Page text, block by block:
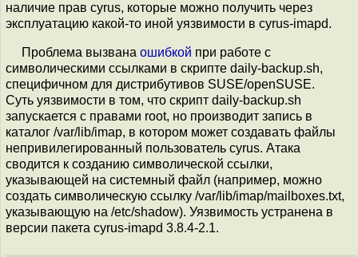
наличие прав cyrus, которые можно получить через
эксплуатацию какой-то иной уязвимости в cyrus-imapd.
Проблема вызвана ошибкой при работе с
символическими ссылками в скрипте daily-backup.sh,
специфичном для дистрибутивов SUSE/openSUSE.
Суть уязвимости в том, что скрипт daily-backup.sh
запускается с правами root, но производит запись в
каталог /var/lib/imap, в котором может создавать файлы
непривилегированный пользователь cyrus. Атака
сводится к созданию символической ссылки,
указывающей на системный файл (например, можно
создать символическую ссылку /var/lib/imap/mailboxes.txt,
указывающую на /etc/shadow). Уязвимость устранена в
версии пакета cyrus-imapd 3.8.4-2.1.